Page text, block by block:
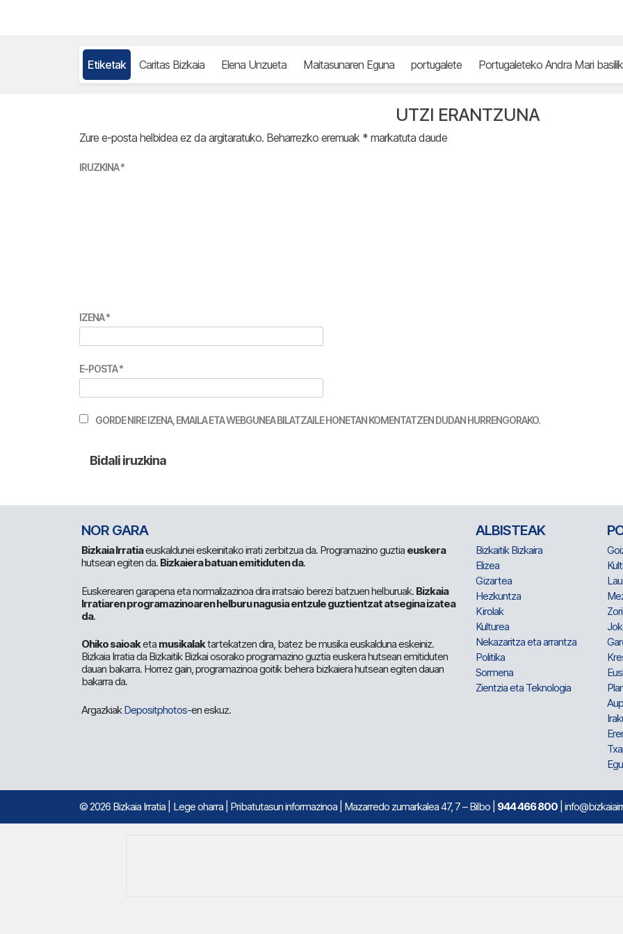
Etiketak Caritas Bizkaia Elena Unzueta Maitasunaren Eguna portugalete Portugaleteko Andra Mari
UTZI ERANTZUNA
Zure e-posta helbidea ez da argitaratuko. Beharrezko eremuak * markatuta daude
IRUZKINA*
IZENA*
E-POSTA*
GORDE NIRE IZENA, EMAILA ETA WEBGUNEA BILATZAILE HONETAN KOMENTATZEN DUDAN HURRENGORAKO.
NOR GARA
Bizkaia Irratiaeuskaldunei eskeinitako irrati zerbitzua da. Programazino guztia euskera
hutsean egiten da. Bizkaiera batuan emitiduten da.
Euskerearen garapena eta normalizazinoa dira irratsaio berezi batzuen helburuak. Bizkaia
Irratiaren programazinoaren helburu nagusia entzule guztientzat atsegina izatea
da.
Ohiko saioaketa musikalaktartekatzen dira, batez be musika euskalduna eskeiniz.
Bizkaia Irratia da Bizkaitik Bizkai osorako programazino guztia euskera hutsean emitiduten
dauan bakarra. Horrez gain, programazinoa goitik behera bizkaiera hutsean egiten dauan
bakarra da.
ArgazkiakDepositphotos-en eskuz.
ALBISTEAK
Bizkaitik Bizkaira
Elizea
Gizartea
Hezkuntza
Kirolak
Kulturea
Nekazaritza eta arrantza
Politika
Sormena
Zientzia eta Teknologia
© 2026 Bizkaia Irratia Lege oharra Pribatutasun informazinoa | Mazarredo zumarkalea 47, 7 – Bilbo | 944 466 800 |